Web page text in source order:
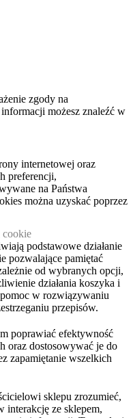
zgody na
możesz znaleźć w
internetowej oraz
preferencji,
na Państwa
można uzyskać poprzez
cookie
podstawowe działanie
pozwalające pamiętać
od wybranych opcji,
działania koszyka i
w rozwiązywaniu
przepisów.
poprawiać efektywność
oraz dostosowywać je do
zapamiętanie wszelkich
sklepu zrozumieć,
interakcję ze sklepem,